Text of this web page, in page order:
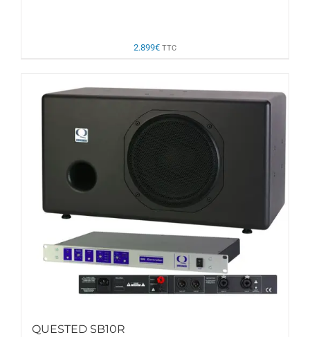
2.899€ TTC
QUESTED SB10R